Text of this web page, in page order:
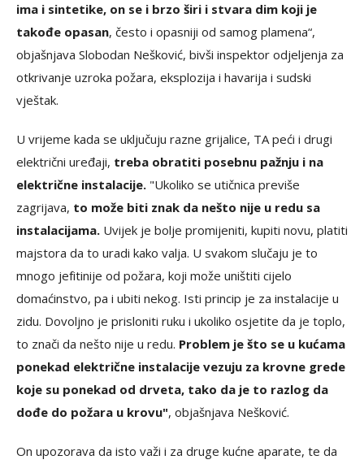
ima i sintetike, on se i brzo širi i stvara dim koji je
takođe opasan, često i opasniji od samog plamena“,
objašnjava Slobodan Nešković, bivši inspektor odjeljenja za
otkrivanje uzroka požara, eksplozija i havarija i sudski
vještak.
U vrijeme kada se uključuju razne grijalice, TA peći i drugi
električni uređaji, treba obratiti posebnu pažnju i na
električne instalacije. "Ukoliko se utičnica previše
zagrijava, to može biti znak da nešto nije u redu sa
instalacijama. Uvijek je bolje promijeniti, kupiti novu, platiti
majstora da to uradi kako valja. U svakom slučaju je to
mnogo jefitinije od požara, koji može uništiti cijelo
domaćinstvo, pa i ubiti nekog. Isti princip je za instalacije u
zidu. Dovoljno je prisloniti ruku i ukoliko osjetite da je toplo,
to znači da nešto nije u redu. Problem je što se u kućama
ponekad električne instalacije vezuju za krovne grede
koje su ponekad od drveta, tako da je to razlog da
dođe do požara u krovu", objašnjava Nešković.
On upozorava da isto važi i za druge kućne aparate, te da